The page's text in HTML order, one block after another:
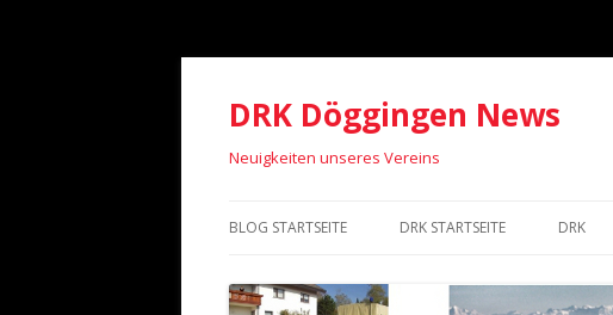
DRK Döggingen News
Neuigkeiten unseres Vereins
BLOG STARTSEITE DRK STARTSEITE DRK